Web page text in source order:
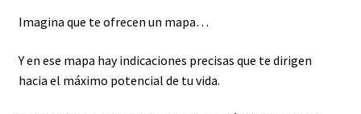
Imagina que te ofrecen un mapa…
Y en ese mapa hay indicaciones precisas que te dirigen
hacia el máximo potencial de tu vida.